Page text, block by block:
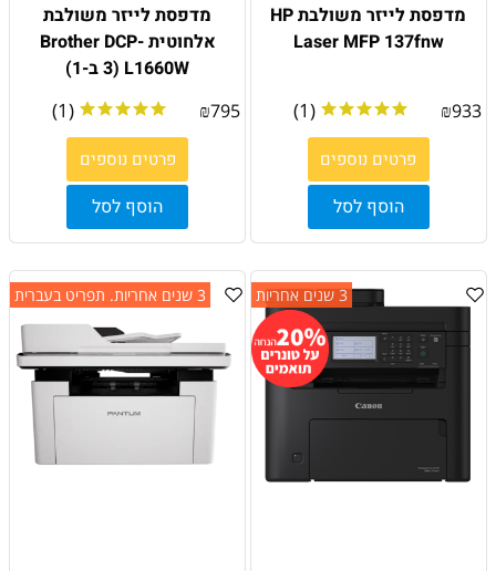
מדפסת לייזר משולבת HP
Laser MFP 137fnw
₪933
(1)
פרטים נוספים
הוסף לסל
מדפסת לייזר משולבת
אלחוטית Brother DCP-
L1660W (3 ב-1)
₪795
(1)
פרטים נוספים
הוסף לסל
3 שנים אחריות 3 שנים אחריות. תפריט בעברית